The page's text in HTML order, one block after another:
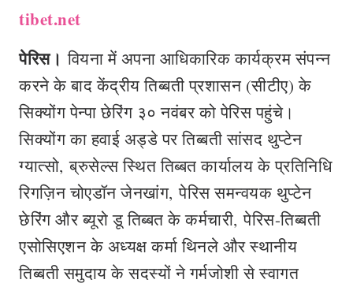
tibet.net
पेरिस। वियना में अपना आधिकारिक कार्यक्रम संपन्न
करने के बाद केंद्रीय तिब्बती प्रशासन (सीटीए) के
सिक्योंग पेन्पा छेरिंग ३० नवंबर को पेरिस पहुंचे।
सिक्योंग का हवाई अड्डे पर तिब्बती सांसद थुप्टेन
ग्यात्सो, ब्रुसेल्स स्थित तिब्बत कार्यालय के प्रतिनिधि
रिगज़िन चोएडॉन जेनखांग, पेरिस समन्वयक थुप्टेन
छेरिंग और ब्यूरो डू तिब्बत के कर्मचारी, पेरिस-तिब्बती
एसोसिएशन के अध्यक्ष कर्मा थिनले और स्थानीय
तिब्बती समुदाय के सदस्यों ने गर्मजोशी से स्वागत